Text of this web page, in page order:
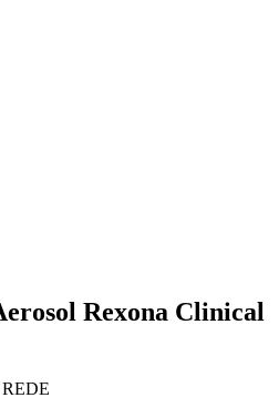
Rexona Clinical